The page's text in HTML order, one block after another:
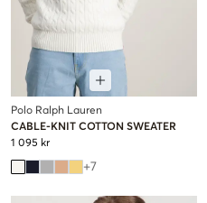
Polo Ralph Lauren
CABLE-KNIT COTTON SWEATER
1 095 kr
+7